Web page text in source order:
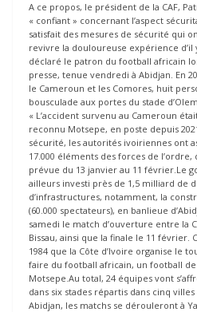
A ce propos, le président de la CAF,
« confiant » concernant l’aspect
satisfait des mesures de sécurité qui
revivre la douloureuse expérience d’il
déclaré le patron du football africain
presse, tenue vendredi à Abidjan. En
le Cameroun et les Comores, huit
bousculade aux portes du stade
« L’accident survenu au Cameroun
reconnu Motsepe, en poste depuis
sécurité, les autorités ivoiriennes ont
17.000 éléments des forces de
prévue du 13 janvier au 11 février.Le
ailleurs investi près de 1,5 milliard de
d’infrastructures, notamment, la
(60.000 spectateurs), en banlieue
samedi le match d’ouverture entre la
Bissau, ainsi que la finale le 11 février.
1984 que la Côte d’Ivoire organise le
faire du football africain, un football de
Motsepe.Au total, 24 équipes vont
dans six stades répartis dans cinq
Abidjan, les matchs se dérouleront à